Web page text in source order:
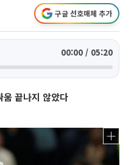
구글 선호매체 추가
00:00 / 05:20
끝나지 않았다